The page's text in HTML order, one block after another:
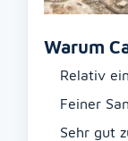
Warum
Relativ
Feiner
Sehr gut